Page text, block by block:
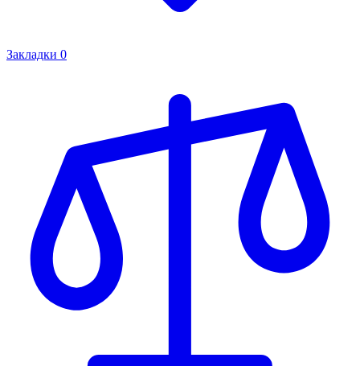
Закладки 0